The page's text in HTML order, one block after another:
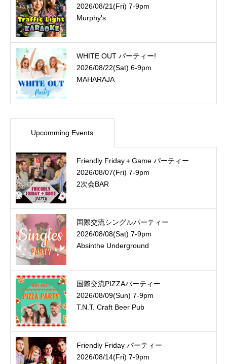
2026/08/21(Fri) 7-9pm
Murphy's
WHITE OUT パーティー!
2026/08/22(Sat) 6-9pm
MAHARAJA
Upcomming Events
Friendly Friday＋Game パーティー
2026/08/07(Fri) 7-9pm
2次会BAR
国際交流シングルパーティー
2026/08/08(Sat) 7-9pm
Absinthe Underground
国際交流PIZZAパーティー
2026/08/09(Sun) 7-9pm
T.N.T. Craft Beer Pub
Friendly Friday パーティー
2026/08/14(Fri) 7-9pm